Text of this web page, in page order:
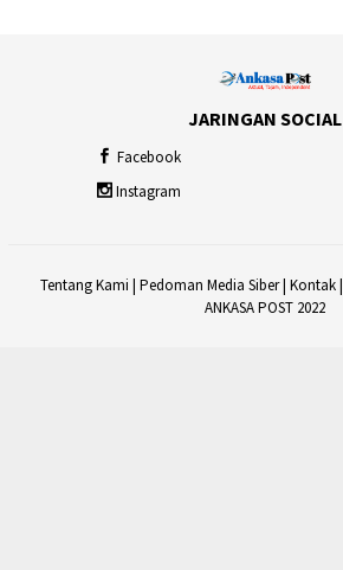
JARINGAN SOCIAL
Facebook
Instagram
Tentang Kami | Pedoman Media Siber| Kontak|
ANKASA POST 2022